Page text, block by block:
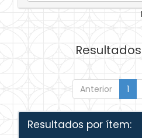
Resultados
Anterior 1
Resultados por ítem: